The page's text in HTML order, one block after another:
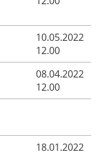
10.05.2022
12.00
08.04.2022
12.00
18.01.2022